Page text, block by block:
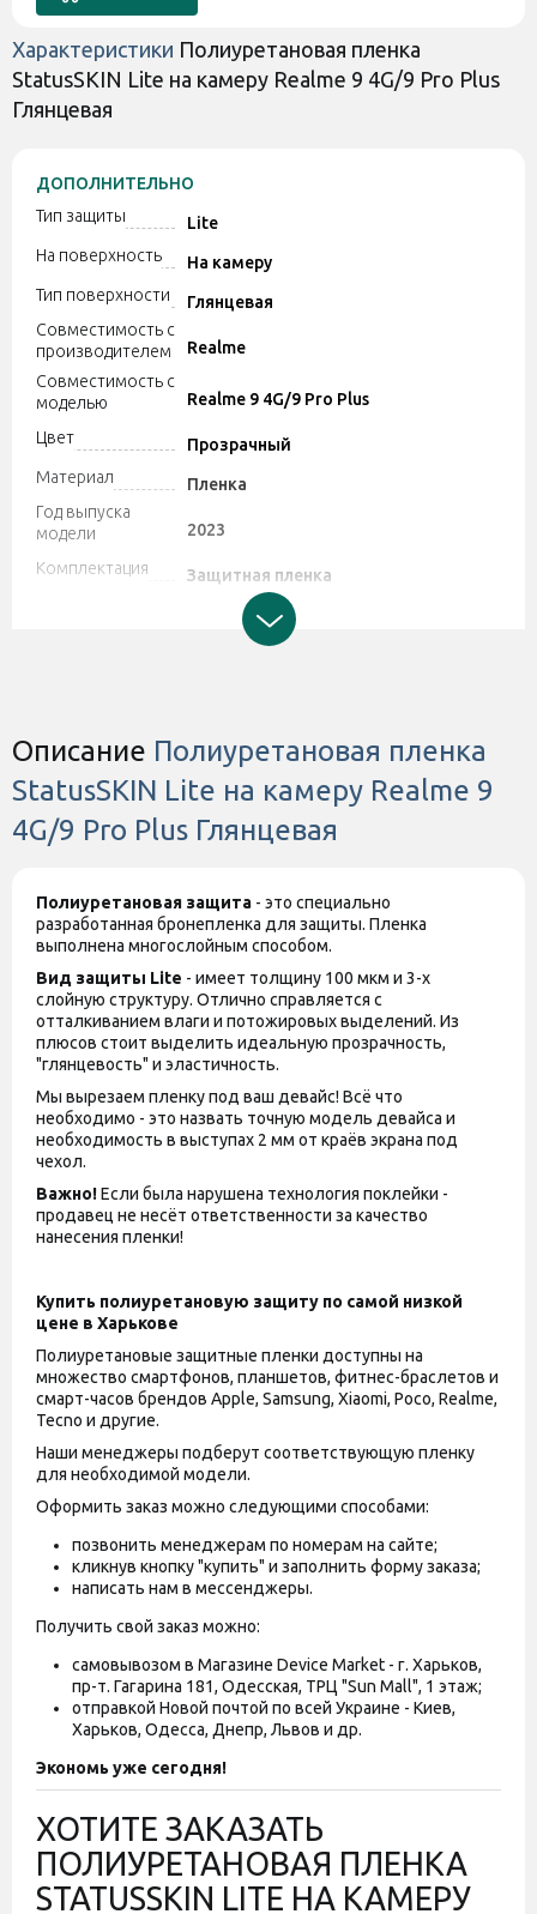
Характеристики Полиуретановая пленка
StatusSKIN Lite на камеру Realme 9 4G/9 Pro Plus
Глянцевая
ДОПОЛНИТЕЛЬНО
Тип защиты
Lite
На поверхность
На камеру
Тип поверхности
Глянцевая
Совместимость с
производителем
Realme
Совместимость с
моделью
Realme 9 4G/9 Pro Plus
Цвет
Прозрачный
Материал
Пленка
Год выпуска
модели
2023
Комплектация
Защитная пленка
Производитель может изменять
характеристики и комплектацию
Описание Полиуретановая пленка
StatusSKIN Lite на камеру Realme 9
4G/9 Pro Plus Глянцевая
Полиуретановая защита - это специально
разработанная бронепленка для защиты. Пленка
выполнена многослойным способом.
Вид защиты Lite - имеет толщину 100 мкм и 3-х
слойную структуру. Отлично справляется с
отталкиванием влаги и потожировых выделений. Из
плюсов стоит выделить идеальную прозрачность,
"глянцевость" и эластичность.
Мы вырезаем пленку под ваш девайс! Всё что
необходимо - это назвать точную модель девайса и
необходимость в выступах 2 мм от краёв экрана под
чехол.
Важно!Если была нарушена технология поклейки -
продавец не несёт ответственности за качество
нанесения пленки!
Купить полиуретановую защиту по самой низкой
цене в Харькове
Полиуретановые защитные пленки доступны на
множество смартфонов, планшетов, фитнес-браслетов и
смарт-часов брендов Apple, Samsung, Xiaomi, Poco, Realme,
Tecno и другие.
Наши менеджеры подберут соответствующую пленку
для необходимой модели.
Оформить заказ можно следующими способами:
позвонить менеджерам по номерам на сайте;
кликнув кнопку "купить" и заполнить форму заказа;
написать нам в мессенджеры.
Получить свой заказ можно:
самовывозом в Магазине Device Market - г. Харьков,
пр-т. Гагарина 181, Одесская, ТРЦ "Sun Mall", 1 этаж;
отправкой Новой почтой по всей Украине - Киев,
Харьков, Одесса, Днепр, Львов и др.
Экономь уже сегодня!
ХОТИТЕ ЗАКАЗАТЬ
ПОЛИУРЕТАНОВАЯ ПЛЕНКА
STATUSSKIN LITE НА КАМЕРУ